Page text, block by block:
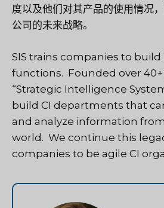
度以及他们对其产品的使用情况
公司的未来战略。
SIS trains companies to build
functions. Founded over 40+
“Strategic Intelligence
build CI departments that
and analyze information
world. We continue this
companies to be agile CI